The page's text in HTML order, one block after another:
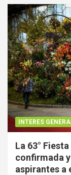
INTERES
La 63°
confirmada
aspirantes a